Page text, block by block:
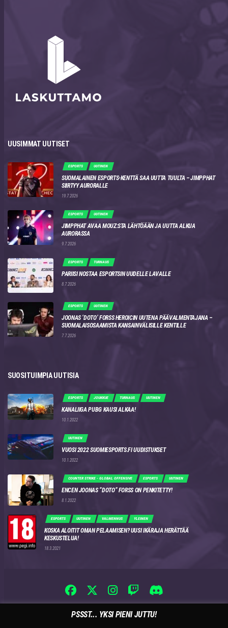
UUSIMMAT UUTISET
ESPORTS UUTINEN
SUOMALAINEN ESPORTS-KENTTÄ SAA UUTTA TUULTA – JIMPPHAT
SIIRTYY AURORALLE
19.7.2026
ESPORTS UUTINEN
JIMPPHAT AVAA MOUZ:STA LÄHTÖÄÄN JA UUTTA ALKUA
AURORASSA
9.7.2026
ESPORTS TURNAUS
PARIISI NOSTAA ESPORTSIN UUDELLE LAVALLE
8.7.2026
ESPORTS UUTINEN
JOONAS ‘DOTO’ FORSS HEROICIN UUTENA PÄÄVALMENTAJANA –
SUOMALAISOSAAMISTA KANSAINVÄLISILLE KENTILLE
7.7.2026
SUOSITUIMPIA UUTISIA
ESPORTS JOUKKUE TURNAUS UUTINEN
KANALIIGA PUBG KAUSI ALKAA!
10.1.2022
UUTINEN
VUOSI 2022 SUOMIESPORTS.FI UUDISTUKSET
10.1.2022
COUNTER STRIKE - GLOBAL OFFENSIVE ESPORTS UUTINEN
ENCEN JOONAS “DOTO” FORSS ON PENKITETTY!
8.1.2022
ESPORTS UUTINEN VALMENNUS YLEINEN
KOSKA ALOITIT OMAN PELAAMISEN? UUSI IKÄRAJA HERÄTTÄÄ
KESKUSTELUA!
18.3.2021
PSSST... YKSI PIENI JUTTU!